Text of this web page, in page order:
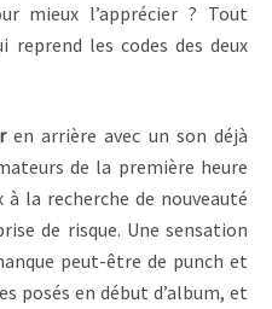
mieux l’apprécier ? Tout
reprend les codes des deux
en arrière avec un son déjà
de la première heure
la recherche de nouveauté
de risque. Une sensation
peut-être de punch et
posés en début d’album, et